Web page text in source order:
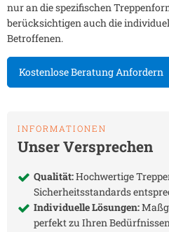
nur an die spezifischen
berücksichtigen auch die
Betroffenen.
Kostenlose Beratung Anfordern
INFORMATIONEN
Unser Versprechen
Qualität:Hochwertige
Sicherheitsstandards
Individuelle Lösungen:
perfekt zu Ihren